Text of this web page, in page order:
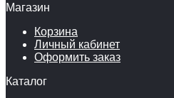
Магазин
Корзина
Личный кабинет
Оформить заказ
Каталог